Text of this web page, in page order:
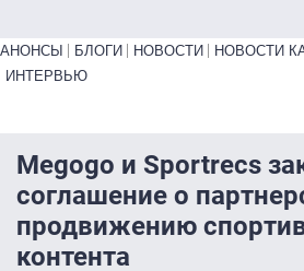
Primary links bottom
АНОНСЫ БЛОГИ НОВОСТИ НОВОСТИ
ИНТЕРВЬЮ
Megogo и Sportrecs
соглашение о
продвижению
контента